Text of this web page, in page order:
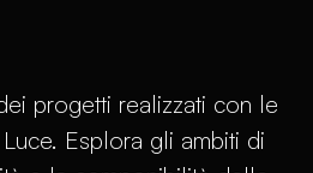
progetti realizzati con le
Esplora gli ambiti di